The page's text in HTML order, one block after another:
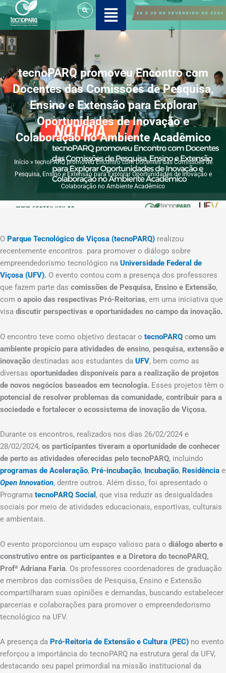
Ir
para
o
conteúdo
tecnoPARQ promoveu Encontro com
Docentes das Comissões de Pesquisa,
Ensino e Extensão para Explorar
Oportunidades de Inovação e
Colaboração no Ambiente Acadêmico
Início»tecnoPARQ promoveu Encontro com Docentes das Comissões de
Pesquisa, Ensino e Extensão para Explorar Oportunidades de Inovação e
Colaboração no Ambiente Acadêmico
O Parque Tecnológico de Viçosa (tecnoPARQ) realizou
recentemente encontros para promover o diálogo sobre
empreendedorismo tecnológico na Universidade Federal de
Viçosa (UFV). O evento contou com a presença dos professores
que fazem parte das comissões de Pesquisa, Ensino e Extensão,
com o apoio das respectivas Pró-Reitorias, em uma iniciativa que
visa discutir perspectivas e oportunidades no campo da inovação.
O encontro teve como objetivo destacar o tecnoPARQ como um
ambiente propício para atividades de ensino, pesquisa, extensão e
inovação destinadas aos estudantes da UFV, bem como as
diversas oportunidades disponíveis para a realização de projetos
de novos negócios baseados em tecnologia. Esses projetos têm o
potencial de resolver problemas da comunidade, contribuir para a
sociedade e fortalecer o ecossistema de inovação de Viçosa.
Durante os encontros, realizados nos dias 26/02/2024 e
28/02/2024, os participantes tiveram a oportunidade de conhecer
de perto as atividades oferecidas pelo tecnoPARQ, incluindo
programas de Aceleração, Pré-incubação, Incubação, Residência e
Open Innovation, dentre outros. Além disso, foi apresentado o
Programa tecnoPARQ Social , que visa reduzir as desigualdades
sociais por meio de atividades educacionais, esportivas, culturais
e ambientais.
O evento proporcionou um espaço valioso para o diálogo aberto e
construtivo entre os participantes e a Diretora do tecnoPARQ,
Profª Adriana Faria. Os professores coordenadores de graduação
e membros das comissões de Pesquisa, Ensino e Extensão
compartilharam suas opiniões e demandas, buscando estabelecer
parcerias e colaborações para promover o empreendedorismo
tecnológico na UFV.
A presença da Pró-Reitoria de Extensão e Cultura (PEC) no evento
reforçou a importância do tecnoPARQ na estrutura geral da UFV,
destacando seu papel primordial na missão institucional da